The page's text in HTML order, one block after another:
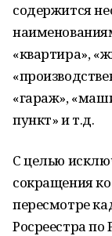
содержится
«квартира»,
«гараж»,
пункт» и т.д.
С целью
сокращения
пересмотре
Росреестра